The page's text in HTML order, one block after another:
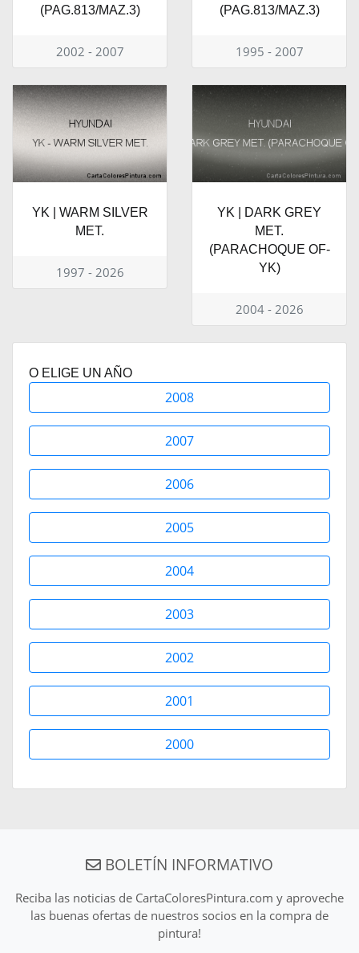
(PAG.813/MAZ.3)
2002 - 2007
(PAG.813/MAZ.3)
1995 - 2007
YK | WARM SILVER
MET.
1997 - 2026
YK | DARK GREY
MET.
(PARACHOQUE OF-
YK)
2004 - 2026
O ELIGE UN AÑO
2008
2007
2006
2005
2004
2003
2002
2001
2000
BOLETÍN INFORMATIVO
Reciba las noticias de CartaColoresPintura.com y aproveche
las buenas ofertas de nuestros socios en la compra de
pintura!